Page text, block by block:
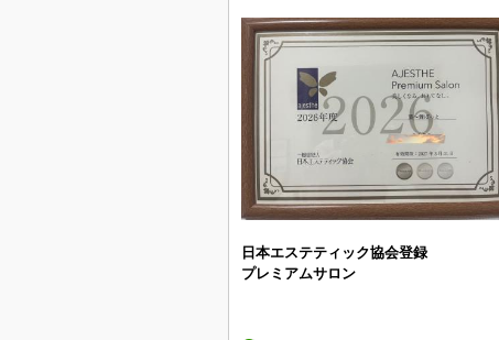
日本エステティック協会登録
プレミアムサロン